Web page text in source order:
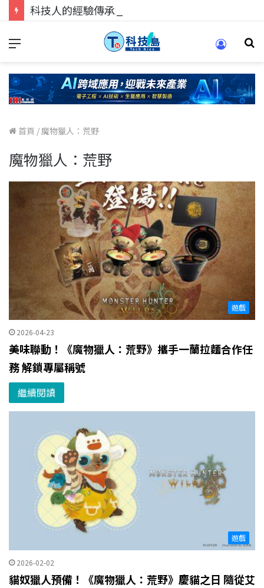
首頁 / 魔物獵人：荒野
魔物獵人：荒野
遊戲
2026-04-23
美味聯動！《魔物獵人：荒野》攜手一蘭拉麵合作任
務 解鎖專屬稱號
繼續閱讀
遊戲
2026-02-02
貓奴獵人預備！《魔物獵人：荒野》慶貓之日 隨從艾